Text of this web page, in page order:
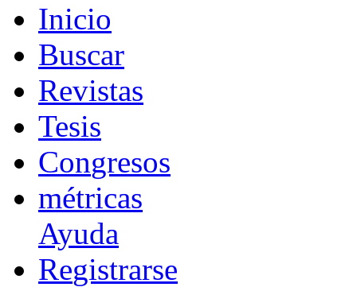
Inicio
Buscar
Revistas
Tesis
Congresos
métricas
Ayuda
Registrarse